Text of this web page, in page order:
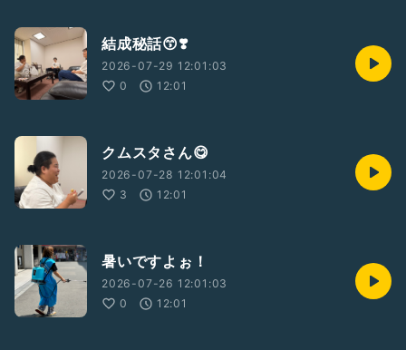
結成秘話😙❣️
2026-07-29 12:01:03
0
12:01
クムスタさん😋
2026-07-28 12:01:04
3
12:01
暑いですよぉ！
2026-07-26 12:01:03
0
12:01